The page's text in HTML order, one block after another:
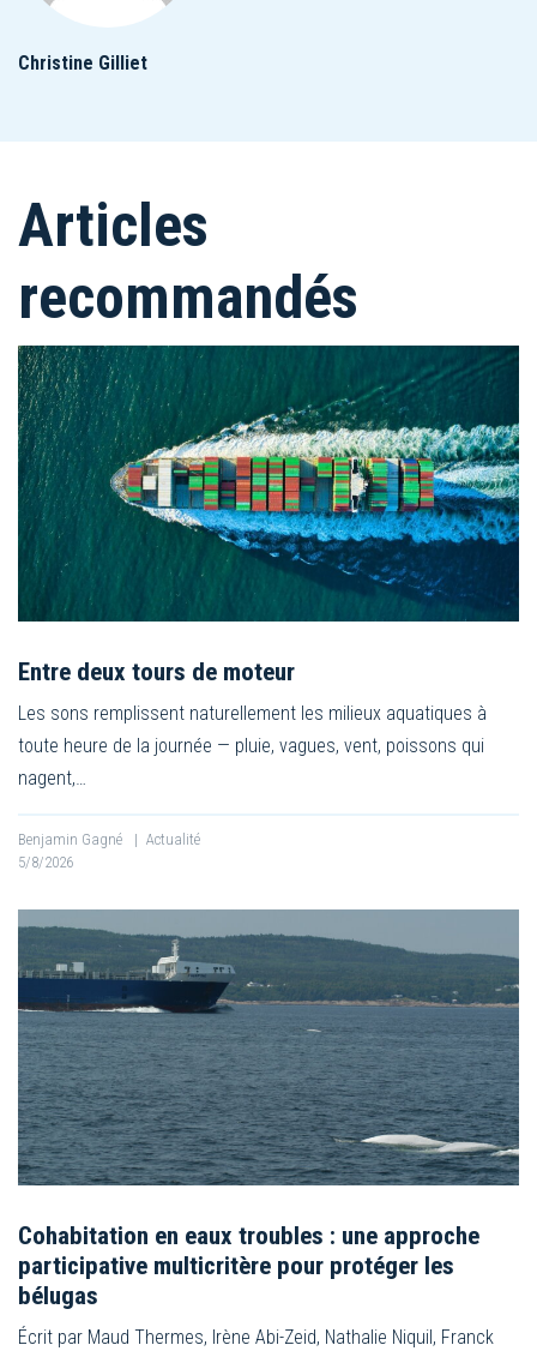
Christine Gilliet
Articles
recommandés
Entre deux tours de moteur
Les sons remplissent naturellement les milieux aquatiques à
toute heure de la journée — pluie, vagues, vent, poissons qui
nagent,…
Benjamin Gagné | Actualité
5/8/2026
Cohabitation en eaux troubles : une approche
participative multicritère pour protéger les
bélugas
Écrit par Maud Thermes, Irène Abi-Zeid, Nathalie Niquil, Franck